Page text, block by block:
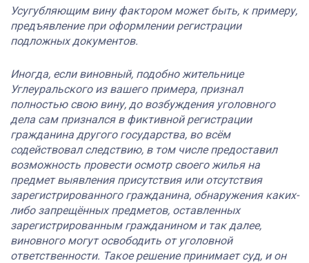
Усугубляющим вину фактором может быть, к примеру,
предъявление при оформлении регистрации
подложных документов.
Иногда, если виновный, подобно жительнице
Углеуральского из вашего примера, признал
полностью свою вину, до возбуждения уголовного
дела сам признался в фиктивной регистрации
гражданина другого государства, во всём
содействовал следствию, в том числе предоставил
возможность провести осмотр своего жилья на
предмет выявления присутствия или отсутствия
зарегистрированного гражданина, обнаружения каких-
либо запрещённых предметов, оставленных
зарегистрированным гражданином и так далее,
виновного могут освободить от уголовной
ответственности. Такое решение принимает суд, и он